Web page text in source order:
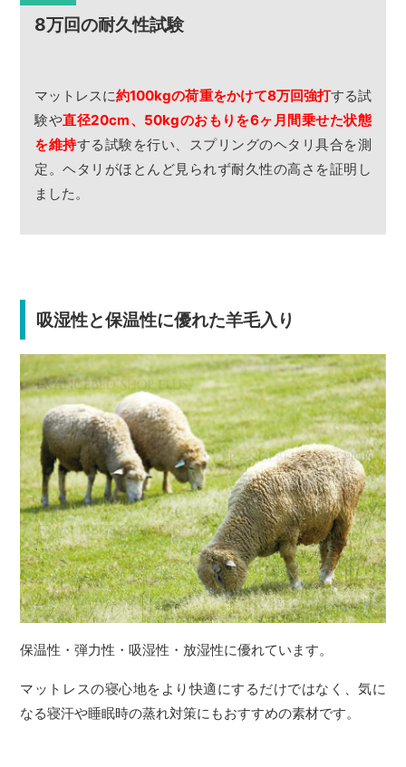
8万回の耐久性試験
マットレスに約100kgの荷重をかけて8万回強打する試
験や直径20cm、50kgのおもりを6ヶ月間乗せた状態
を維持する試験を行い、スプリングのヘタリ具合を測
定。ヘタリがほとんど見られず耐久性の高さを証明し
ました。
吸湿性と保温性に優れた羊毛入り
保温性・弾力性・吸湿性・放湿性に優れています。
マットレスの寝心地をより快適にするだけではなく、気に
なる寝汗や睡眠時の蒸れ対策にもおすすめの素材です。